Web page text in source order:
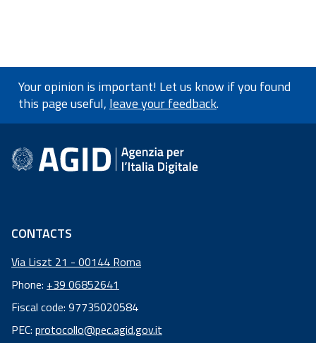
Your opinion is important! Let us know if you found
this page useful, leave your feedback.
footer information
CONTACTS
Via Liszt 21 - 00144 Roma
Phone: +39 06852641
Fiscal code: 97735020584
Fiscal
PEC: protocollo@pec.agid.gov.it